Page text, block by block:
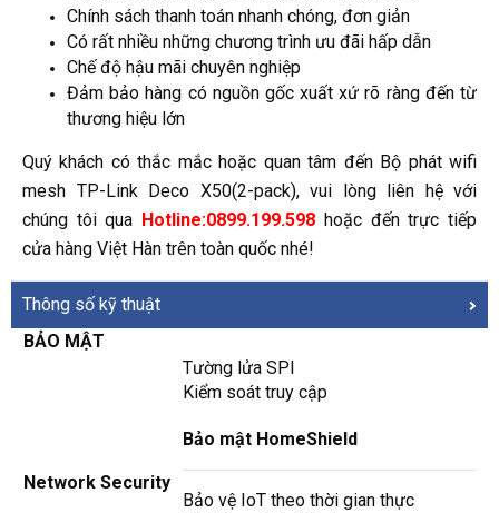
Chính sách thanh toán nhanh chóng, đơn giản
Có rất nhiều những chương trình ưu đãi hấp dẫn
Chế độ hậu mãi chuyên nghiệp
Đảm bảo hàng có nguồn gốc xuất xứ rõ ràng đến từ
thương hiệu lớn
Quý khách có thắc mắc hoặc quan tâm đến Bộ phát wifi
mesh TP-Link Deco X50(2-pack), vui lòng liên hệ với
chúng tôi qua Hotline:0899.199.598 hoặc đến trực tiếp
cửa hàng Việt Hàn trên toàn quốc nhé!
Thông số kỹ thuật
BẢO MẬT
Network Security
Tường lửa SPI
Kiểm soát truy cập
Bảo mật HomeShield
Bảo vệ IoT theo thời gian thực